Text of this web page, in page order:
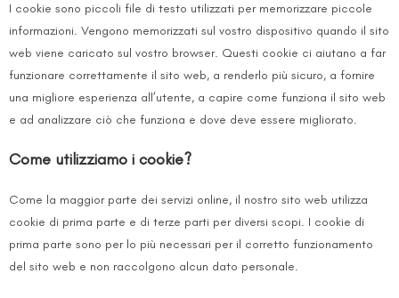
I cookie sono piccoli file di testo utilizzati per memorizzare piccole
informazioni. Vengono memorizzati sul vostro dispositivo quando il sito
web viene caricato sul vostro browser. Questi cookie ci aiutano a far
funzionare correttamente il sito web, a renderlo più sicuro, a fornire
una migliore esperienza all’utente, a capire come funziona il sito web
e ad analizzare ciò che funziona e dove deve essere migliorato.
Come utilizziamo i cookie?
Come la maggior parte dei servizi online, il nostro sito web utilizza
cookie di prima parte e di terze parti per diversi scopi. I cookie di
prima parte sono per lo più necessari per il corretto funzionamento
del sito web e non raccolgono alcun dato personale.